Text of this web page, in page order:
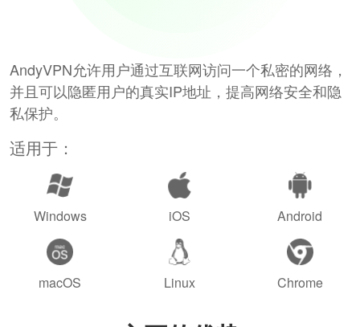
AndyVPN允许用户通过互联网访问一个私密的网络，
并且可以隐匿用户的真实IP地址，提高网络安全和隐
私保护。
适用于：
Windows iOS Android
macOS Linux Chrome